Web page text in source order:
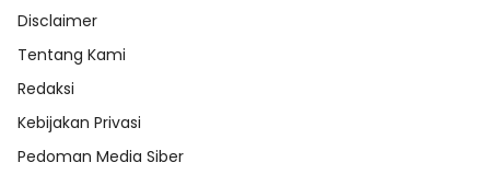
Disclaimer
Tentang Kami
Redaksi
Kebijakan Privasi
Pedoman Media Siber